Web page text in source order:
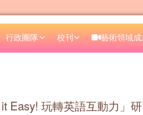
行政團隊 校刊 藝術領域
Easy! 玩轉英語互動力」研